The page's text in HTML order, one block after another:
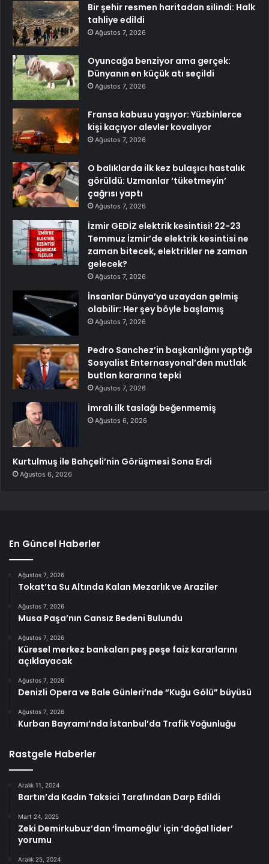
Bir şehir resmen haritadan silindi: Halk
tahliye edildi
Ağustos 7, 2026
Oyuncağa benziyor ama gerçek:
Dünyanın en küçük atı seçildi
Ağustos 7, 2026
Fransa kabusu yaşıyor: Yüzbinlerce
kişi kaçıyor alevler kovalıyor
Ağustos 7, 2026
O balıklarda ilk kez bulaşıcı hastalık
görüldü: Uzmanlar ‘tüketmeyin’
çağrısı yaptı
Ağustos 7, 2026
İzmir GEDİZ elektrik kesintisi! 22-23
Temmuz İzmir’de elektrik kesintisi ne
zaman bitecek, elektrikler ne zaman
gelecek?
Ağustos 7, 2026
İnsanlar Dünya’ya uzaydan gelmiş
olabilir: Her şey böyle başlamış
Ağustos 7, 2026
Pedro Sanchez’in başkanlığını yaptığı
Sosyalist Enternasyonal’den mutlak
butlan kararına tepki
Ağustos 7, 2026
İmralı ilk taslağı beğenmemiş
Ağustos 6, 2026
Kurtulmuş ile Bahçeli’nin Görüşmesi Sona Erdi
Ağustos 6, 2026
En Güncel Haberler
Ağustos 7, 2026
Tokat’ta Su Altında Kalan Mezarlık ve Araziler
Ağustos 7, 2026
Musa Paşa’nın Cansız Bedeni Bulundu
Ağustos 7, 2026
Küresel merkez bankaları peş peşe faiz kararlarını
açıklayacak
Ağustos 7, 2026
Denizli Opera ve Bale Günleri’nde “Kuğu Gölü” büyüsü
Ağustos 7, 2026
Kurban Bayramı’nda İstanbul’da Trafik Yoğunluğu
Rastgele Haberler
Aralık 11, 2024
Bartın’da Kadın Taksici Tarafından Darp Edildi
Mart 24, 2025
Zeki Demirkubuz’dan ‘İmamoğlu’ için ‘doğal lider’
yorumu
Aralık 25, 2024